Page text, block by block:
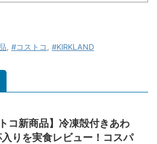
#コストコ #KIRKLAND
トコ新商品】冷凍殻付きあわ
りを実食レビュー！コスパ